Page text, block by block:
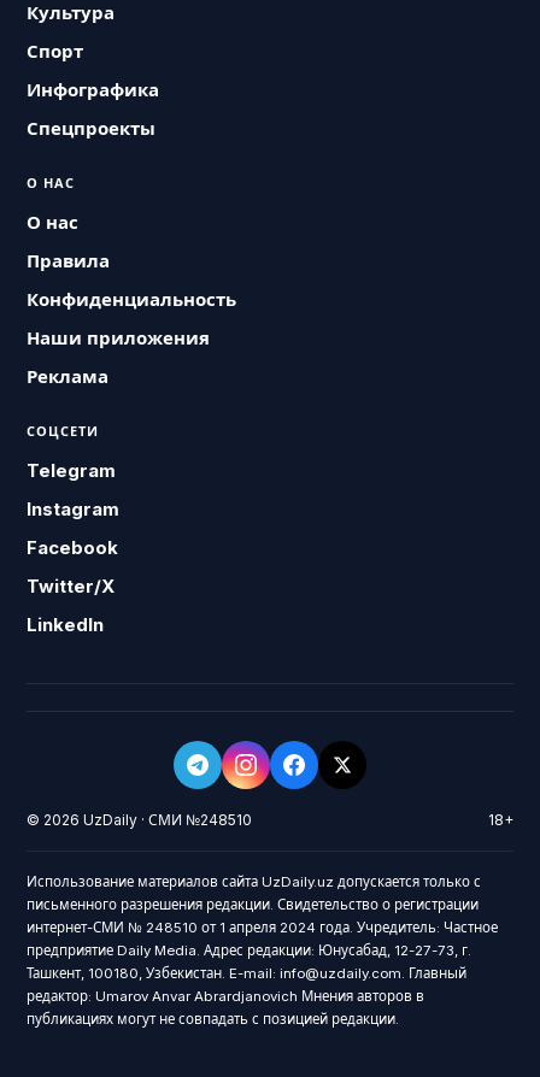
Культура
Спорт
Инфографика
Спецпроекты
О НАС
О нас
Правила
Конфиденциальность
Наши приложения
Реклама
СОЦСЕТИ
Telegram
Instagram
Facebook
Twitter/X
LinkedIn
© 2026 UzDaily · СМИ №248510 18+
Использование материалов сайта UzDaily.uz допускается только с
письменного разрешения редакции. Свидетельство о регистрации
интернет-СМИ № 248510 от 1 апреля 2024 года. Учредитель: Частное
предприятие Daily Media. Адрес редакции: Юнусабад, 12-27-73, г.
Ташкент, 100180, Узбекистан. E-mail: info@uzdaily.com. Главный
редактор: Umarov Anvar Abrardjanovich Мнения авторов в
публикациях могут не совпадать с позицией редакции.